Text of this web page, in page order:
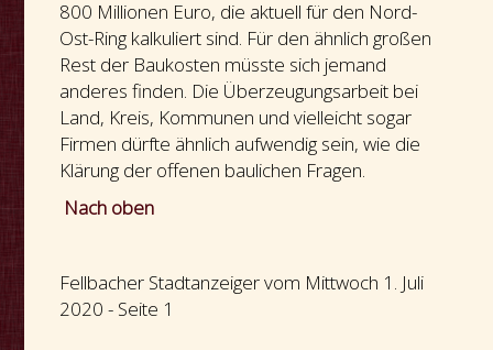
800 Millionen Euro, die aktuell für den Nord-
Ost-Ring kalkuliert sind. Für den ähnlich großen
Rest der Baukosten müsste sich jemand
anderes finden. Die Überzeugungsarbeit bei
Land, Kreis, Kommunen und vielleicht sogar
Firmen dürfte ähnlich aufwendig sein, wie die
Klärung der offenen baulichen Fragen.
Nach oben
Fellbacher Stadtanzeiger vom Mittwoch 1. Juli
2020 - Seite 1